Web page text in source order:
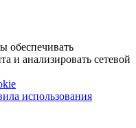
обеспечивать
и анализировать сетевой
использования